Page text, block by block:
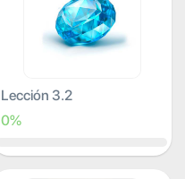
Lección 3.2
0%